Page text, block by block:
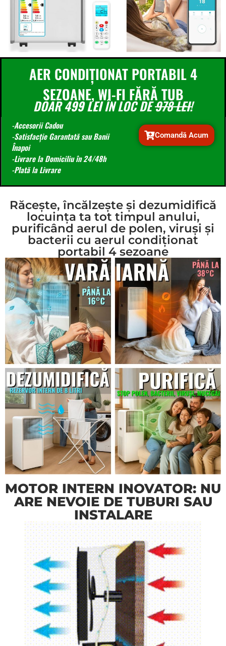
AER CONDIȚIONAT PORTABIL 4
SEZOANE, WI-FI FĂRĂ TUB
DOAR499 LEIÎN LOC DE978 LEI!
-Accesorii Cadou
-Satisfacție Garantată sau Banii
Înapoi
-Livrare la Domiciliu în 24/48h
-Plată la Livrare
Comandă Acum
Răcește, încălzește și dezumidifică
locuința ta tot timpul anului,
purificând aerul de polen, viruși și
bacterii cu aerul condiționat
portabil 4 sezoane
MOTOR INTERN INOVATOR: NU
ARE NEVOIE DE TUBURI SAU
INSTALARE